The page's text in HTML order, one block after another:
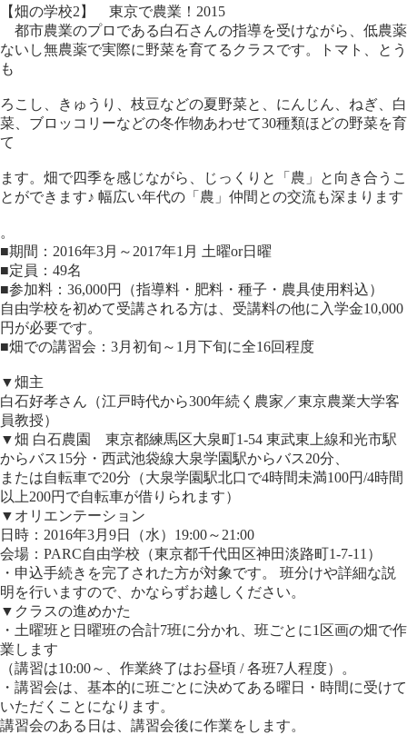
【畑の学校2】 東京で農業！2015
都市農業のプロである白石さんの指導を受けながら、低農薬
ないし無農薬で実際に野菜を育てるクラスです。トマト、とう
も
ろこし、きゅうり、枝豆などの夏野菜と、にんじん、ねぎ、白
菜、ブロッコリーなどの冬作物あわせて30種類ほどの野菜を育
て
ます。畑で四季を感じながら、じっくりと「農」と向き合うこ
とができます♪ 幅広い年代の「農」仲間との交流も深まります
。
■期間：2016年3月～2017年1月 土曜or日曜
■定員：49名
■参加料：36,000円（指導料・肥料・種子・農具使用料込）
自由学校を初めて受講される方は、受講料の他に入学金10,000
円が必要です。
■畑での講習会：3月初旬～1月下旬に全16回程度
▼畑主
白石好孝さん（江戸時代から300年続く農家／東京農業大学客
員教授）
▼畑 白石農園 東京都練馬区大泉町1-54 東武東上線和光市駅
からバス15分・西武池袋線大泉学園駅からバス20分、
または自転車で20分（大泉学園駅北口で4時間未満100円/4時間
以上200円で自転車が借りられます）
▼オリエンテーション
日時：2016年3月9日（水）19:00～21:00
会場：PARC自由学校（東京都千代田区神田淡路町1-7-11）
・申込手続きを完了された方が対象です。 班分けや詳細な説
明を行いますので、かならずお越しください。
▼クラスの進めかた
・土曜班と日曜班の合計7班に分かれ、班ごとに1区画の畑で作
業します
（講習は10:00～、作業終了はお昼頃 / 各班7人程度）。
・講習会は、基本的に班ごとに決めてある曜日・時間に受けて
いただくことになります。
講習会のある日は、講習会後に作業をします。